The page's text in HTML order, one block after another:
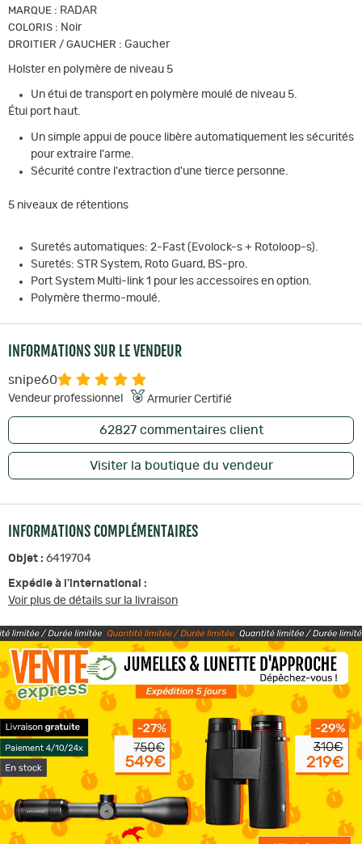
MARQUE : RADAR
COLORIS : Noir
DROITIER / GAUCHER : Gaucher
Holster en polymère de niveau 5
Un étui de transport en polymère moulé de niveau 5.
Étui port haut.
Un simple appui de pouce libère automatiquement les sécurités
pour extraire l'arme.
Sécurité contre l'extraction d'une tierce personne.
5 niveaux de rétentions
Suretés automatiques: 2-Fast (Evolock-s + Rotoloop-s).
Suretés: STR System, Roto Guard, BS-pro.
Port System Multi-link 1 pour les accessoires en option.
Polymère thermo-moulé.
INFORMATIONS SUR LE VENDEUR
snipe60
Vendeur professionnel Armurier Certifié
62827commentaires client
Visiter la boutique du vendeur
INFORMATIONS COMPLÉMENTAIRES
Objet : 6419704
Expédie à l'international :
Voir plus de détails sur la livraison